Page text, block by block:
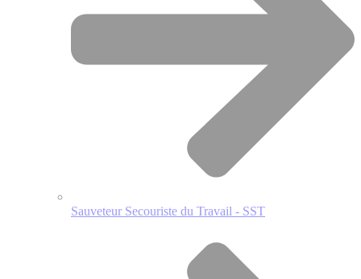
Sauveteur Secouriste du Travail - SST